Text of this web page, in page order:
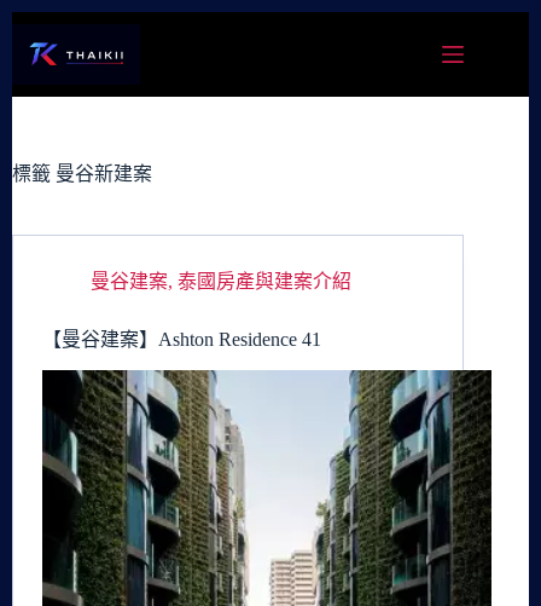
容
標籤 曼谷新建案
曼谷建案, 泰國房產與建案介紹
【曼谷建案】Ashton Residence 41